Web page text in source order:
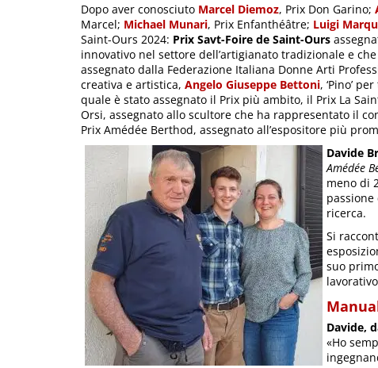
Dopo aver conosciuto Marcel Diemoz, Prix Don Garino;
Marcel; Michael Munari, Prix Enfanthéâtre; Luigi
Saint-Ours 2024: Prix Savt-Foire de Saint-Ours
innovativo nel settore dell’artigianato tradizionale e
assegnato dalla Federazione Italiana Donne Arti
creativa e artistica, Angelo Giuseppe Bettoni, ‘Pino’
quale è stato assegnato il Prix più ambito, il Prix La
Orsi, assegnato allo scultore che ha rappresentato il
Prix Amédée Berthod, assegnato all’espositore più
Davide
Amédée
meno di
ricerca.
Si
suo
Davide,
«Ho